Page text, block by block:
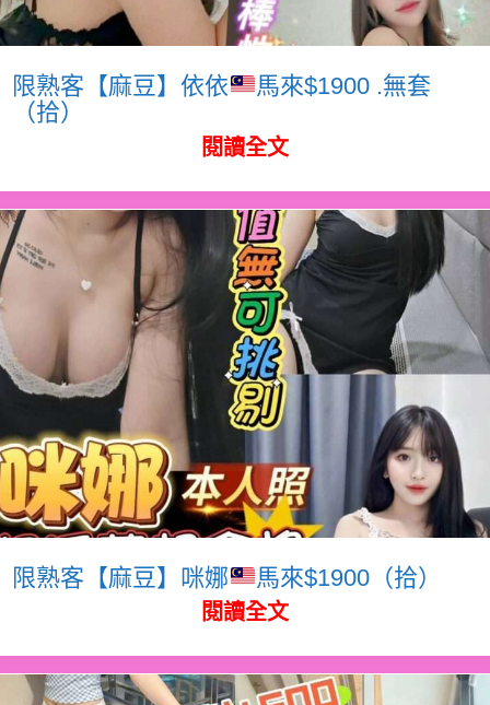
限熟客【麻豆】依依
馬來$1900 .無套
（拾）
閱讀全文
限熟客【麻豆】咪娜 馬來$1900（拾）
閱讀全文